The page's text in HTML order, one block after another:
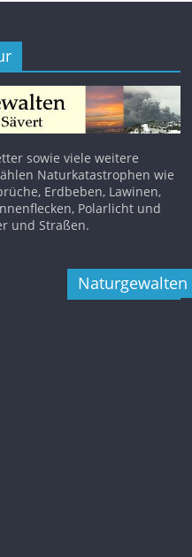
sowie viele weitere
Naturkatastrophen wie
Erdbeben, Lawinen,
Polarlicht und
und Straßen.
Naturgewalten